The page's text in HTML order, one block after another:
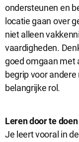
ondersteunen en
locatie gaan over
niet alleen
vaardigheden.
goed omgaan met
begrip voor
belangrijke rol.
Leren door te doen
Je leert vooral in